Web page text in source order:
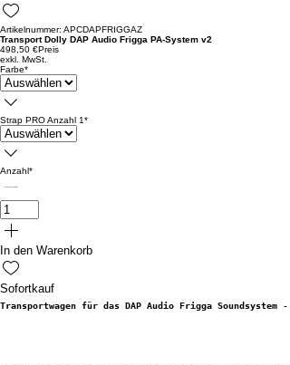
Artikelnummer: APCDAPFRIGGAZ
Transport Dolly DAP Audio Frigga PA-System v2
498,50 €Preis
exkl. MwSt.
Farbe*
Strap PRO Anzahl 1*
Anzahl*
In den Warenkorb
Sofortkauf
Transportwagen für das DAP Audio Frigga Soundsystem -